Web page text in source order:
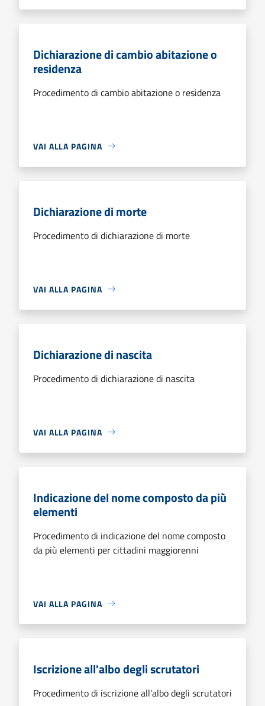
Dichiarazione di cambio abitazione o
residenza
Procedimento di cambio abitazione o residenza
VAI ALLA PAGINA
Dichiarazione di morte
Procedimento di dichiarazione di morte
VAI ALLA PAGINA
Dichiarazione di nascita
Procedimento di dichiarazione di nascita
VAI ALLA PAGINA
Indicazione del nome composto da più
elementi
Procedimento di indicazione del nome composto
da più elementi per cittadini maggiorenni
VAI ALLA PAGINA
Iscrizione all'albo degli scrutatori
Procedimento di iscrizione all'albo degli scrutatori